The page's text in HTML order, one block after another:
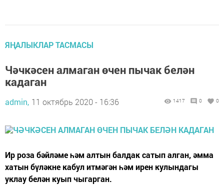
ЯҢАЛЫКЛАР ТАСМАСЫ
Чәчкәсен алмаган өчен пычак белән
кадаган
admin, 11 октябрь 2020 - 16:36 1417 0 0
Ир роза бәйләме һәм алтын балдак сатып алган, әмма
хатын бүләкне кабул итмәгән һәм ирен кулындагы
уклау белән куып чыгарган.